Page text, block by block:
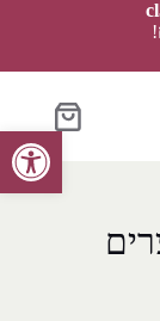
פתח סרגל נגישות
סל
הקניות